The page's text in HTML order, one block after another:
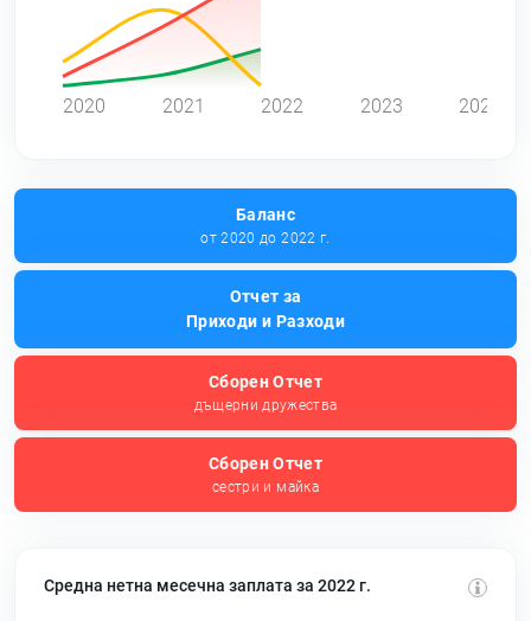
2020 2021 2022 2023 2024
Баланс
от 2020 до 2022 г.
Отчет за
Приходи и Разходи
Сборен Отчет
дъщерни дружества
Сборен Отчет
сестри и майка
Средна нетна месечна заплата за 2022 г.